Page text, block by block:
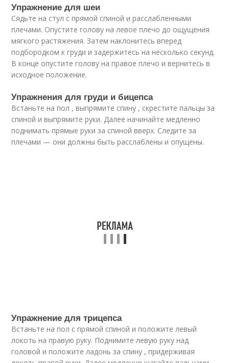
Упражнение для шеи
Сядьте на стул с прямой спиной и расслабленными
плечами. Опустите голову на левое плечо до ощущения
мягкого растяжения. Затем наклонитесь вперед
подбородком к груди и задержитесь на несколько секунд.
В конце опустите голову на правое плечо и вернитесь в
исходное положение.
Упражнения для груди и бицепса
Встаньте на пол , выпрямите спину , скрестите пальцы за
спиной и выпрямите руки. Далее начинайте медленно
поднимать прямые руки за спиной вверх. Следите за
плечами — они должны быть расслаблены и опущены.
Упражнение для трицепса
Встаньте на пол с прямой спиной и положите левый
локоть на правую руку. Поднимите левую руку над
головой и положите ладонь за спину , придерживая